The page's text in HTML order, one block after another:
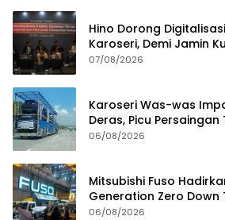
Hino Dorong
Karoseri, Demi Jamin
Pelanggan
07/08/2026
Karoseri Was-was
Deras, Picu Persaingan
06/08/2026
Mitsubishi Fuso
Generation Zero Down
06/08/2026